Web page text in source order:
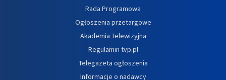
Rada Programowa
Ogłoszenia przetargowe
Akademia Telewizyjna
Regulamin tvp.pl
Telegazeta ogłoszenia
Informacje o nadawcy